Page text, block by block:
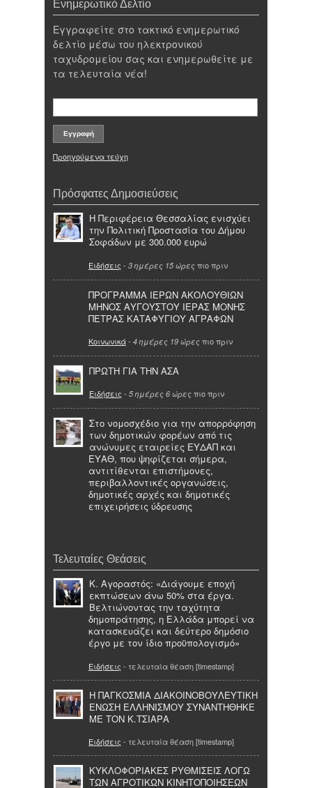
Ενημερωτικό Δελτίο
Εγγραφείτε στο τακτικό ενημερωτικό
δελτίο μέσω του ηλεκτρονικού
ταχυδρομείου σας και ενημερωθείτε με
τα τελευταία νέα!
Προηγούμενα τεύχη
Πρόσφατες Δημοσιεύσεις
Η Περιφέρεια Θεσσαλίας ενισχύει
την Πολιτική Προστασία του Δήμου
Σοφάδων με 300.000 ευρώ
Ειδήσεις - 3 ημέρες 15 ώρες πιο πριν
ΠΡΟΓΡΑΜΜΑ ΙΕΡΩΝ ΑΚΟΛΟΥΘΙΩΝ
ΜΗΝΟΣ ΑΥΓΟΥΣΤΟΥ ΙΕΡΑΣ ΜΟΝΗΣ
ΠΕΤΡΑΣ ΚΑΤΑΦΥΓΙΟΥ ΑΓΡΑΦΩΝ
Κοινωνικά- 4 ημέρες 19 ώρες πιο πριν
ΠΡΩΤΗ ΓΙΑ ΤΗΝ ΑΣΑ
Ειδήσεις - 5 ημέρες 6 ώρες πιο πριν
Στο νομοσχέδιο για την απορρόφηση
των δημοτικών φορέων από τις
ανώνυμες εταιρείες ΕΥΔΑΠ και
ΕΥΑΘ, που ψηφίζεται σήμερα,
αντιτίθενται επιστήμονες,
περιβαλλοντικές οργανώσεις,
δημοτικές αρχές και δημοτικές
επιχειρήσεις ύδρευσης
Τελευταίες Θεάσεις
Κ. Αγοραστός: «Διάγουμε εποχή
εκπτώσεων άνω 50% στα έργα.
Βελτιώνοντας την ταχύτητα
δημοπράτησης, η Ελλάδα μπορεί να
κατασκευάζει και δεύτερο δημόσιο
έργο με τον ίδιο προϋπολογισμό»
Ειδήσεις - τελευταία θέαση [timestamp]
Η ΠΑΓΚΟΣΜΙΑ ΔΙΑΚΟΙΝΟΒΟΥΛΕΥΤΙΚΗ
ΕΝΩΣΗ ΕΛΛΗΝΙΣΜΟΥ ΣΥΝΑΝΤΗΘΗΚΕ
ΜΕ ΤΟΝ Κ.ΤΣΙΑΡΑ
Ειδήσεις - τελευταία θέαση [timestamp]
ΚΥΚΛΟΦΟΡΙΑΚΕΣ ΡΥΘΜΙΣΕΙΣ ΛΟΓΩ
ΤΩΝ ΑΓΡΟΤΙΚΩΝ ΚΙΝΗΤΟΠΟΙΗΣΕΩΝ